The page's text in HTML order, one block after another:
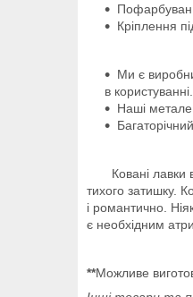
Кріплення
Ми є
в користуванні.
Наші
Ковані лавки
тихого затишку.
і романтично.
є необхідним
**Можливе